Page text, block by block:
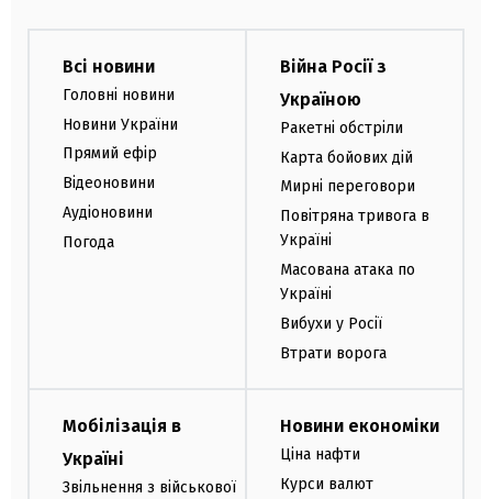
Всі новини
Головні новини
Новини України
Прямий ефір
Відеоновини
Аудіоновини
Погода
Війна Росії з
Україною
Ракетні обстріли
Карта бойових дій
Мирні переговори
Повітряна тривога в
Україні
Масована атака по
Україні
Вибухи у Росії
Втрати ворога
Мобілізація в
Україні
Звільнення з військової
Новини економіки
Ціна нафти
Курси валют